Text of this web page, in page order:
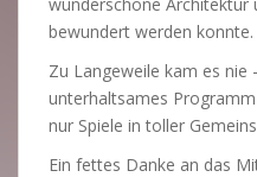
bewundert werden konnte.
Zu Langeweile kam es nie
unterhaltsames
nur Spiele in toller
Ein fettes Danke an das